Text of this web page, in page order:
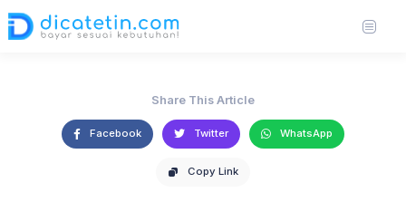
30 Jun 2025 3,899 viewsoli-woodman-NH_WYPn-4Vc-unsplash (Small).jpg
Share This Article
Facebook Twitter WhatsApp
Copy Link